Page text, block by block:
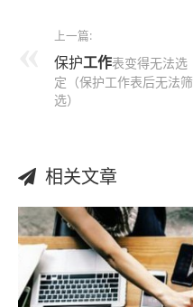
上一篇:
保护工作表变得无法选
定（保护工作表后无法筛
选）
相关文章